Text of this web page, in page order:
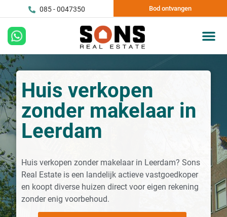
085 - 0047350 Bod ontvangen
Huis verkopen
zonder makelaar in
Leerdam
Huis verkopen zonder makelaar in Leerdam? Sons
Real Estate is een landelijk actieve vastgoedkoper
en koopt diverse huizen direct voor eigen rekening
zonder enig voorbehoud.